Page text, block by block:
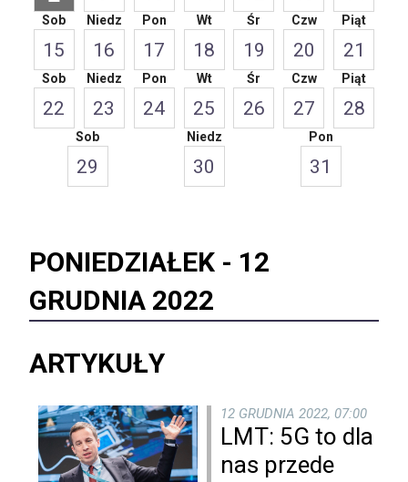
Sob
15
Niedz
16
Pon
17
Wt
18
Śr
19
Czw
20
Piąt
21
Sob
22
Niedz
23
Pon
24
Wt
25
Śr
26
Czw
27
Piąt
28
Sob
29
Niedz
30
Pon
31
PONIEDZIAŁEK - 12
GRUDNIA 2022
ARTYKUŁY
12 GRUDNIA 2022, 07:00
LMT: 5G to dla
nas przede